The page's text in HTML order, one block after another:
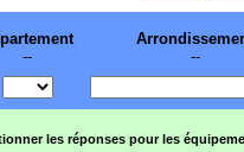
--
--
les réponses pour les